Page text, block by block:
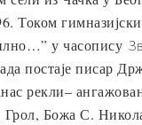
Током
у часопису
постаје писар
рекли–
Божа С.